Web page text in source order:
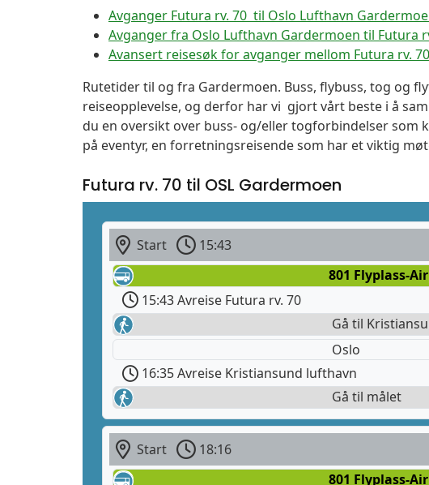
Avganger Futura rv. 70 til Oslo Lufthavn
Avganger fra Oslo Lufthavn Gardermoen til Futura
Avansert reisesøk for avganger mellom Futura rv.
Rutetider til og fra Gardermoen. Buss, flybuss, tog og
reiseopplevelse, og derfor har vi gjort vårt beste i å
du en oversikt over buss- og/eller togforbindelser som
på eventyr, en forretningsreisende som har et viktig
Futura rv. 70 til OSL Gardermoen
Start 15:43
801 Flyplass-
15:43 Avreise Futura rv. 70
Gå til
Oslo
16:35 Avreise Kristiansund lufthavn
Gå til målet
Start 18:16
801 Flyplass-